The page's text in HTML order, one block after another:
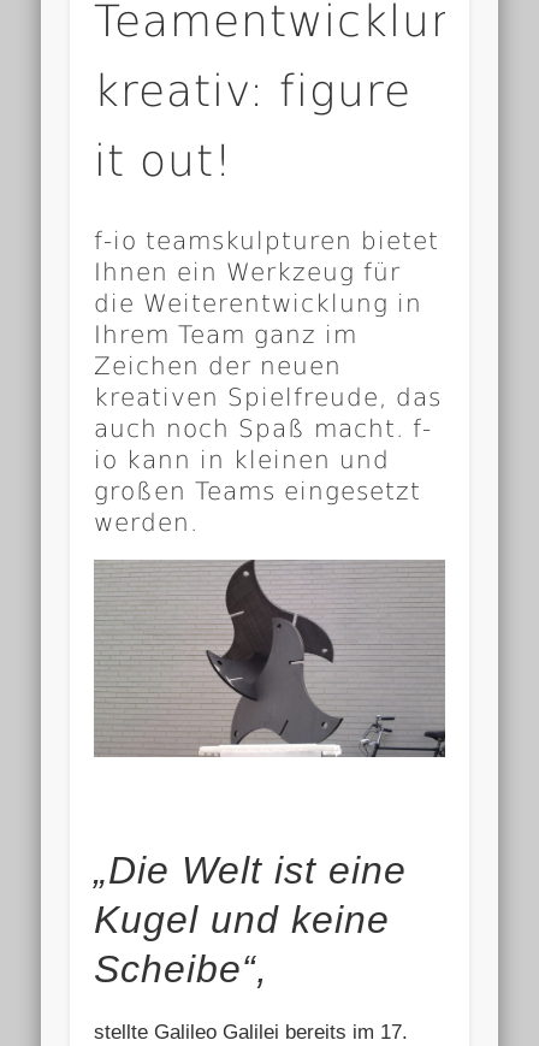
Teamentwicklung
kreativ: figure
it out!
f-io teamskulpturen bietet
Ihnen ein Werkzeug für
die Weiterentwicklung in
Ihrem Team ganz im
Zeichen der neuen
kreativen Spielfreude, das
auch noch Spaß macht. f-
io kann in kleinen und
großen Teams eingesetzt
werden.
„Die Welt ist eine
Kugel und keine
Scheibe“,
stellte Galileo Galilei bereits im 17.